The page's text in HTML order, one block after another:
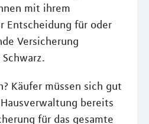
mit ihrem
Entscheidung für oder
Versicherung
Käufer müssen sich gut
bereits
für das gesamte